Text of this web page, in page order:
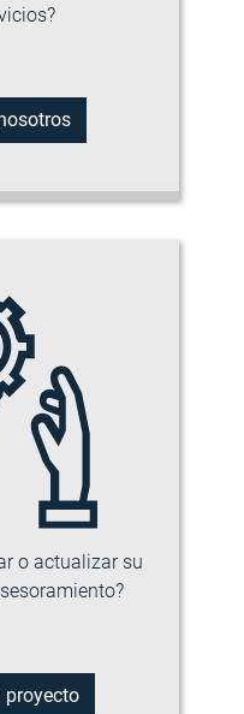
o actualizar su
proyecto